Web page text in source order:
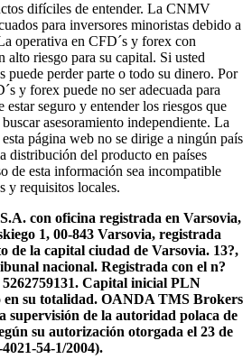
difíciles de entender. La CNMV
para inversores minoristas debido a
operativa en CFD´s y forex con
alto riesgo para su capital. Si usted
puede perder parte o todo su dinero. Por
y forex puede no ser adecuada para
estar seguro y entender los riesgos que
asesoramiento independiente. La
página web no se dirige a ningún país
distribución del producto en países
de esta información sea incompatible
y requisitos locales.
con oficina registrada en Varsovia,
1, 00-843 Varsovia, registrada
de la capital ciudad de Varsovia. 13?,
nacional. Registrada con el n?
Capital inicial PLN
en su totalidad. OANDA TMS Brokers
supervisión de la autoridad polaca de
su autorización otorgada el 23 de
54-1/2004).